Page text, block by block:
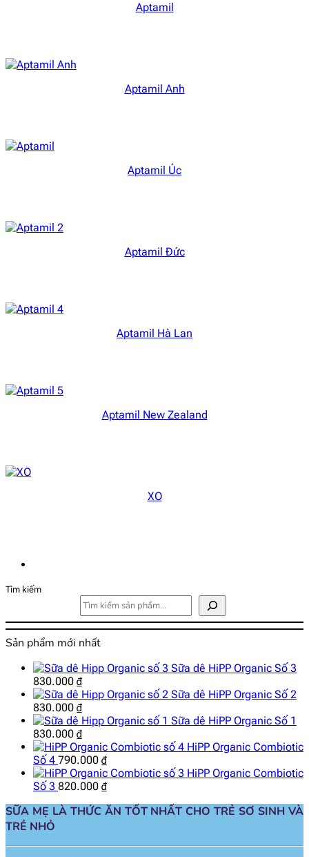
Aptamil
Aptamil Anh
Aptamil Úc
Aptamil Đức
Aptamil Hà Lan
Aptamil New Zealand
XO
Tìm kiếm
Sản phẩm mới nhất
Sữa dê HiPP Organic Số 3
830.000 ₫
Sữa dê HiPP Organic Số 2
830.000 ₫
Sữa dê HiPP Organic Số 1
830.000 ₫
HiPP Organic Combiotic
Số 4 790.000 ₫
HiPP Organic Combiotic
Số 3 820.000 ₫
SỮA MẸ LÀ THỨC ĂN TỐT NHẤT CHO TRẺ SƠ SINH VÀ
TRẺ NHỎ